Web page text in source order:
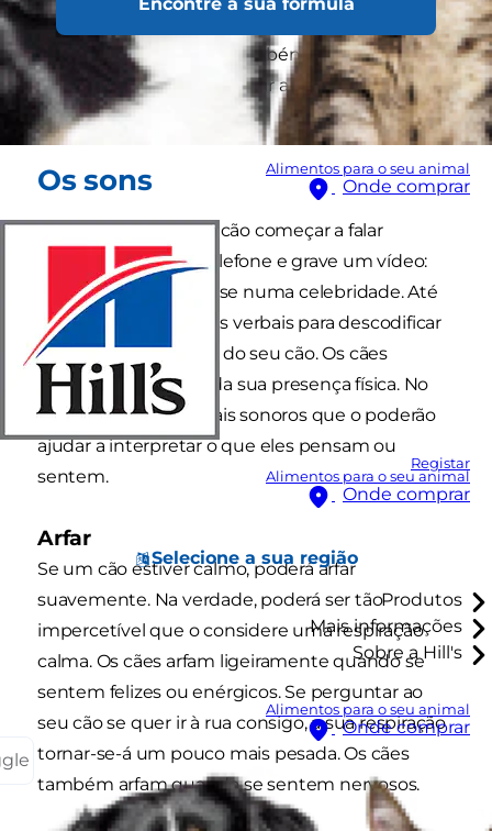
Alimentos para o seu animal
Onde comprar
Registar
Alimentos para o seu animal
Onde comprar
Selecione a sua região
Produtos
Mais informações
Sobre a Hill's
Alimentos para o seu animal
Onde comprar
treinar com palavras simples como "sentar", "dar
a pata" e "ficar quieto", também se deve esforçar
por compreender e traduzir a linguagem
corporal do seu cão.
Os sons
Se, de repente, o seu cão começar a falar
consigo, pegue no telefone e grave um vídeo:
está prestes a tornar-se numa celebridade. Até
lá, espere subtis pistas verbais para descodificar
a linguagem corporal do seu cão. Os cães
comunicam através da sua presença física. No
entanto, existem sinais sonoros que o poderão
ajudar a interpretar o que eles pensam ou
sentem.
Arfar
Se um cão estiver calmo, poderá arfar
suavemente. Na verdade, poderá ser tão
impercetível que o considere uma respiração
calma. Os cães arfam ligeiramente quando se
sentem felizes ou enérgicos. Se perguntar ao
seu cão se quer ir à rua consigo, a sua respiração
tornar-se-á um pouco mais pesada. Os cães
também arfam quando se sentem nervosos.